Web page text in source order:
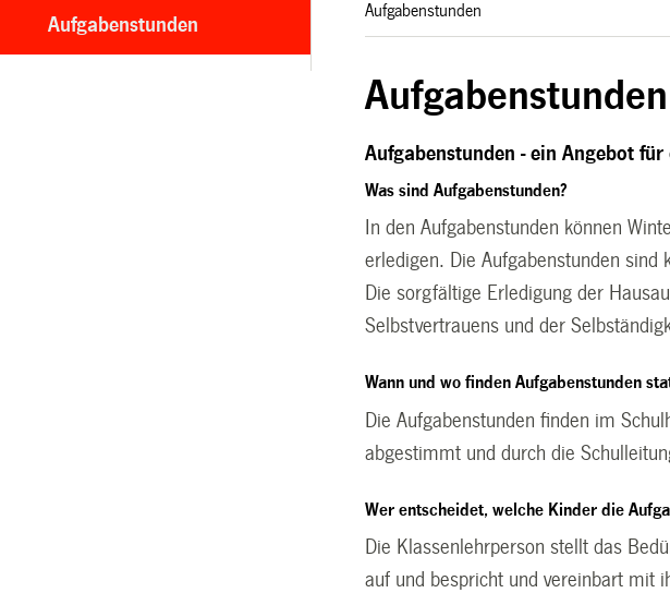
Aufgabenstunden
Aufgabenstunden
Aufgabenstunden
Aufgabenstunden - ein Angebot
Was sind Aufgabenstunden?
In den Aufgabenstunden können
erledigen. Die Aufgabenstunden
Die sorgfältige Erledigung der
Selbstvertrauens und der
Wann und wo finden Aufgabenstunden
Die Aufgabenstunden finden im
abgestimmt und durch die
Wer entscheidet, welche Kinder die
Die Klassenlehrperson stellt das
auf und bespricht und vereinbart mit